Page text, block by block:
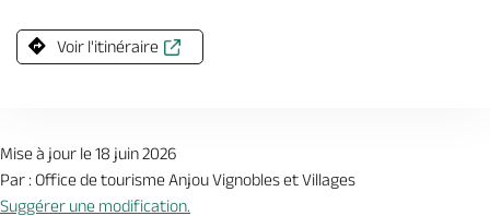
Voir l'itinéraire
Mise à jour le 18 juin 2026
Par : Office de tourisme Anjou Vignobles et Villages
Suggérer une modification.